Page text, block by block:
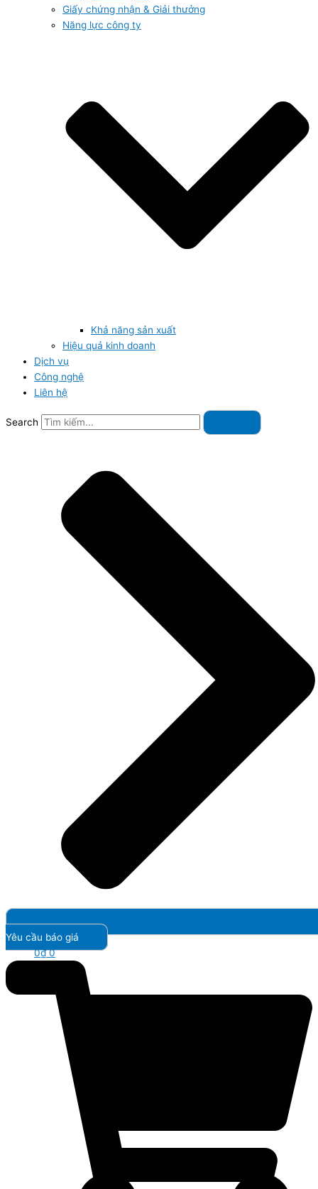
Giấy chứng nhận & Giải thưởng
Năng lực công ty
Khả năng sản xuất
Hiệu quả kinh doanh
Dịch vụ
Công nghệ
Liên hệ
Search
Yêu cầu báo giá
0₫ 0